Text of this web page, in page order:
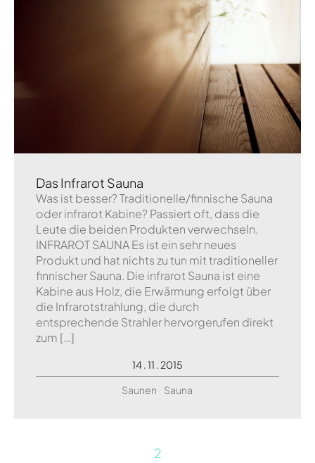
Das Infrarot Sauna
Was ist besser? Traditionelle/finnische Sauna
oder infrarot Kabine? Passiert oft, dass die
Leute die beiden Produkten verwechseln.
INFRAROT SAUNA Es ist ein sehr neues
Produkt und hat nichts zu tun mit traditioneller
finnischer Sauna. Die infrarot Sauna ist eine
Kabine aus Holz, die Erwärmung erfolgt über
die Infrarotstrahlung, die durch
entsprechende Strahler hervorgerufen direkt
zum […]
14 . 11 . 2015
Saunen
Sauna
2